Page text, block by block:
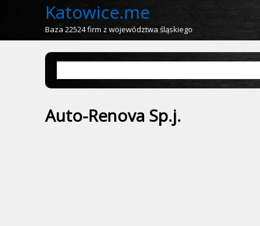
Katowice.me
Baza 22524 firm z województwa śląskiego
Auto-Renova Sp.j.